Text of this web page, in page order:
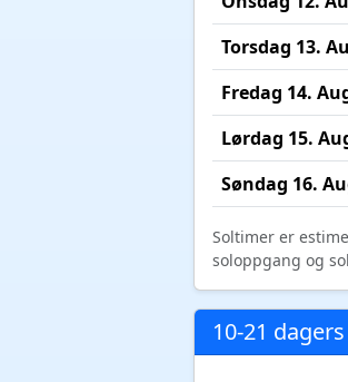
Torsdag 13.
Fredag 14.
Lørdag 15.
Søndag 16.
Soltimer er
soloppgang og
10-21